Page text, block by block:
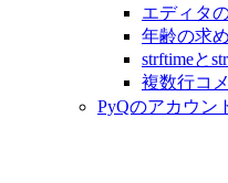
エディタ
年齢の求
strftimeと
複数行コ
PyQのアカウン